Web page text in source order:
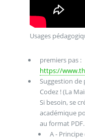
Usages
premiers pas :
https://
Suggestion de
Codez ! (La
Si besoin, se
académique
au format PDF.
A -